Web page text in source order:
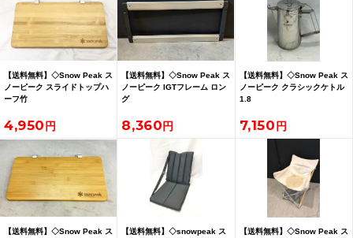
【送料無料】◇Snow Peak ス
ノーピーク スライドトップハ
ーフ竹
4,950
【送料無料】◇Snow Peak ス
ノーピーク IGTフレーム ロン
グ
8,360
【送料無料】◇Snow Peak ス
ノーピーク クラシックケトル
1.8
7,150
【送料無料】◇Snow Peak ス
【送料無料】◇snowpeak ス
【送料無料】◇Snow Peak ス